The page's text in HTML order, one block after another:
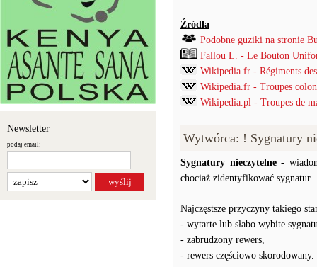
Newsletter
podaj email:
Źródła
Podobne guziki na stronie
Fallou L. - Le Bouton
Wikipedia.fr - Régiments
Wikipedia.fr - Troupes
Wikipedia.pl - Troupes de
Wytwórca: ! Sygnatury
Sygnatury nieczytelne-
chociaż zidentyfikować sygnatur.
Najczęstsze przyczyny takiego
- wytarte lub słabo wybite
- zabrudzony rewers,
- rewers częściowo skorodowany.